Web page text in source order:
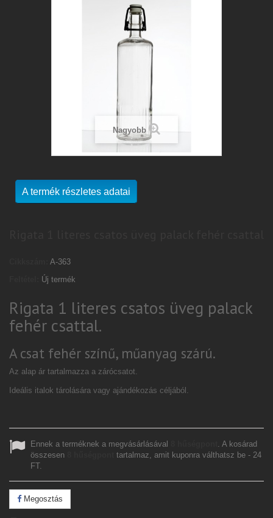
Nagyobb
A termék részletes adatai
A-363
Új termék
Rigata 1 literes csatos üveg palack
fehér csattal.
A csat fehér színű, műanyag szárú.
Az alap ár tartalmazza a zárócsatot.
Ideális italok tárolására vagy ajándékozás céljából.
Ennek a terméknek a megvásárlásával
. A kosárad
összesen
tartalmaz, amit kuponra válthatsz be - 24
FT.
Megosztás